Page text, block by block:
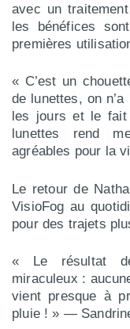
avec un
les bénéfices
premières
« C’est un
de lunettes, on
les jours et le
lunettes rend
agréables pour la
Le retour de
VisioFog au
pour des trajets
« Le résultat
miraculeux :
vient presque à
pluie ! » —